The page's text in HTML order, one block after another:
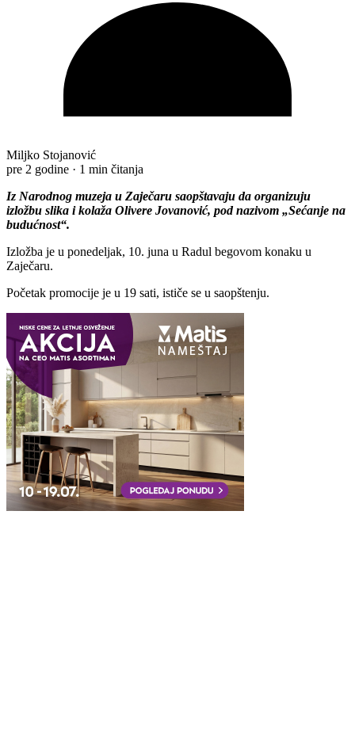
Miljko Stojanović
pre 2 godine · 1 min čitanja
Iz Narodnog muzeja u Zaječaru saopštavaju da organizuju
izložbu slika i kolaža Olivere Jovanović, pod nazivom „Sećanje na
budućnost“.
Izložba je u ponedeljak, 10. juna u Radul begovom konaku u
Zaječaru.
Početak promocije je u 19 sati, ističe se u saopštenju.